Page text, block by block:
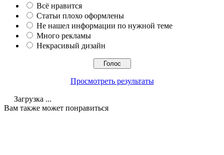
Всё нравится
Статьи плохо оформлены
Не нашел информации по нужной теме
Много рекламы
Некрасивый дизайн
Просмотреть результаты
Загрузка ...
Вам также может понравиться